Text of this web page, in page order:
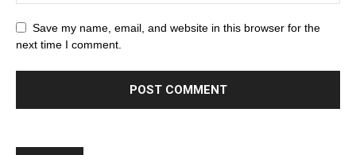
Save my name, email, and website in this browser for the
next time I comment.